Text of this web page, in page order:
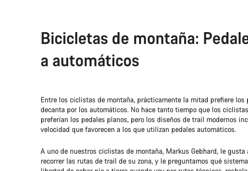
Bicicletas de montaña:
a automáticos
Entre los ciclistas de montaña, prácticamente la mitad prefiere
decanta por los automáticos. No hace tanto tiempo que los
preferían los pedales planos, pero los diseños de trail modernos
velocidad que favorecen a los que utilizan pedales automáticos.
A uno de nuestros ciclistas de montaña, Markus Gebhard, le gusta
recorrer las rutas de trail de su zona, y le preguntamos qué